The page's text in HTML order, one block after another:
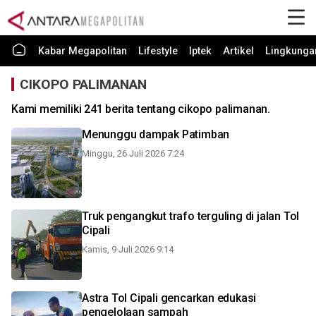
Kabar Megapolitan Lifestyle Iptek Artikel
CIKOPO PALIMANAN
Kami memiliki 241 berita tentang cikopo palimanan.
Menunggu dampak Patimban
Minggu, 26 Juli 2026 7:24
Truk pengangkut trafo terguling di jalan Tol
Cipali
Kamis, 9 Juli 2026 9:14
Astra Tol Cipali gencarkan edukasi
pengelolaan sampah